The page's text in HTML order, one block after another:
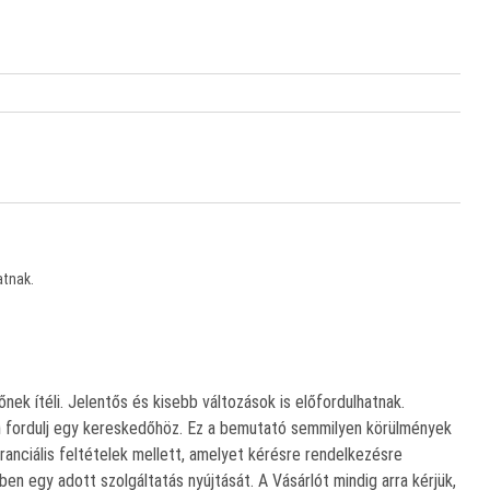
ítéli. Jelentős és kisebb változások is előfordulhatnak.
egy kereskedőhöz. Ez a bemutató semmilyen körülmények
feltételek mellett, amelyet kérésre rendelkezésre
egy adott szolgáltatás nyújtását. A Vásárlót mindig arra kérjük,